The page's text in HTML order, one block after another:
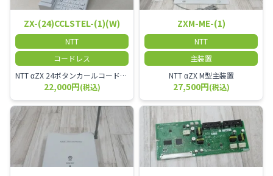
ZX-(24)CCLSTEL-(1)(W)
NTT
コードレス
NTT αZX 24ボタンカールコードレス電話機 無線タイプ、電話機と子機が離れるタイプのカールコードレス電話機です。 決裁者様等、オフィス内を頻繁に動かれる方のご使用が多いです。
22,000円(税込)
ZXM-ME-(1)
NTT
主装置
NTT αZX M型主装置
27,500円(税込)